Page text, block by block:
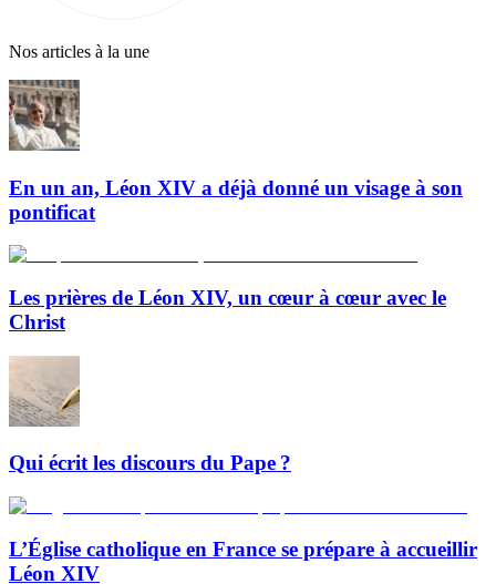
Nos articles à la une
En un an, Léon XIV a déjà donné un visage à son
pontificat
Les prières de Léon XIV, un cœur à cœur avec le
Christ
Qui écrit les discours du Pape ?
L’Église catholique en France se prépare à accueillir
Léon XIV